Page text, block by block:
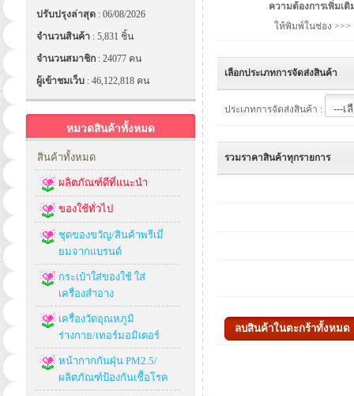
ปรับปรุงล่าสุด : 06/08/2026
จำนวนสินค้า : 5,831 ชิ้น
จำนวนสมาชิก : 24077 คน
ผู้เข้าชมเว็บ : 46,122,818 คน
หมวดสินค้าทั้งหมด
สินค้าทั้งหมด
ผลิตภัณฑ์ดีที่แนะนำ
ของใช้ทั่วไป
ชุดของขวัญ/สินค้าพรีเมี่
ยมจากแบรนด์
กระเป๋าใส่ของใช้ ใส่
เครื่องสำอาง
เครื่องวัดอุณหภูมิ
ร่างกาย/เทอร์มอมิเตอร์
หน้ากากกันฝุ่น PM2.5/
ผลิตภัณฑ์ป้องกันเชื้อโรค
ความต้องการเพิ่มเติ
ให้พิมพ์ในช่อง >>>
เลือกประเภทการจัดส่งสินค้า
ประเภทการจัดส่งสินค้า :
รวมราคาสินค้าทุกรายการ